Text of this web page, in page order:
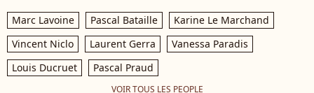
Marc Lavoine Pascal Bataille
Karine Le Marchand
Vincent Niclo
Laurent Gerra
Vanessa Paradis
Louis Ducruet
Pascal Praud
VOIR TOUS LES PEOPLE